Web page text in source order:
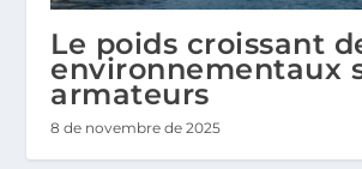
Le poids croissant
environnementaux
armateurs
8 de novembre de 2025